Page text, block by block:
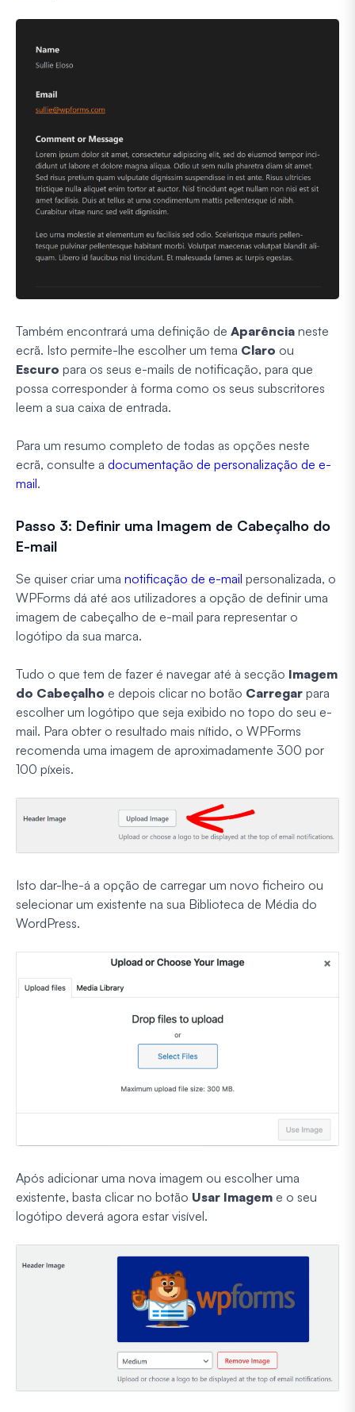
Também encontrará uma definição de Aparência neste
ecrã. Isto permite-lhe escolher um tema Claro ou
Escuro para os seus e-mails de notificação, para que
possa corresponder à forma como os seus subscritores
leem a sua caixa de entrada.
Para um resumo completo de todas as opções neste
ecrã, consulte a documentação de personalização de e-
mail.
Passo 3: Definir uma Imagem de Cabeçalho do
E-mail
Se quiser criar uma notificação de e-mail personalizada, o
WPForms dá até aos utilizadores a opção de definir uma
imagem de cabeçalho de e-mail para representar o
logótipo da sua marca.
Tudo o que tem de fazer é navegar até à secção Imagem
do Cabeçalho e depois clicar no botão Carregar para
escolher um logótipo que seja exibido no topo do seu e-
mail. Para obter o resultado mais nítido, o WPForms
recomenda uma imagem de aproximadamente 300 por
100 píxeis.
Isto dar-lhe-á a opção de carregar um novo ficheiro ou
selecionar um existente na sua Biblioteca de Média do
WordPress.
Após adicionar uma nova imagem ou escolher uma
existente, basta clicar no botão Usar Imagem e o seu
logótipo deverá agora estar visível.